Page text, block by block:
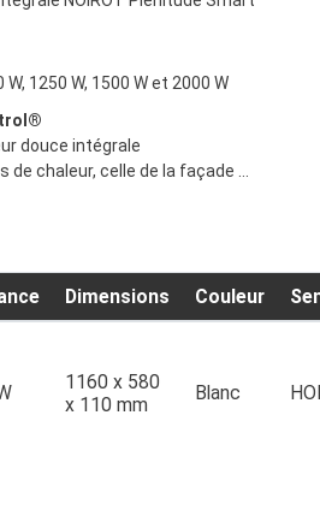
1250 W, 1500 W et 2000 W
douce intégrale
chaleur, celle de la façade ...
Dimensions Couleur
1160 x 580
x 110 mm
Blanc